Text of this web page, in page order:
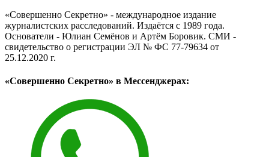
«Совершенно Секретно» - международное издание
журналистских расследований. Издаётся с 1989 года.
Основатели - Юлиан Семёнов и Артём Боровик. CМИ -
свидетельство о регистрации ЭЛ № ФС 77-79634 от
25.12.2020 г.
«Совершенно Секретно» в Мессенджерах: